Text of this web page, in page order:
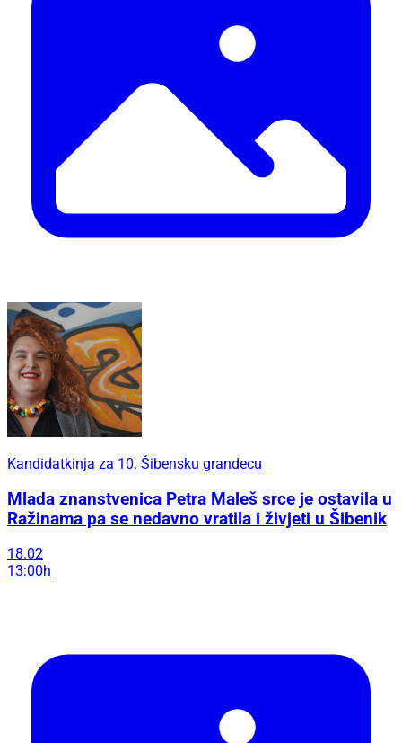
Kandidatkinja za 10. Šibensku grandecu
Mlada znanstvenica Petra Maleš srce je ostavila u
Ražinama pa se nedavno vratila i živjeti u Šibenik
18.02
13:00h